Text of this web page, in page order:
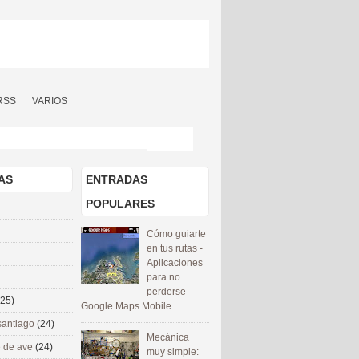
VARIOS
ENTRADAS
POPULARES
Cómo guiarte
en tus rutas -
Aplicaciones
para no
perderse -
Google Maps Mobile
Mecánica
muy simple:
(24)
de ave (24)